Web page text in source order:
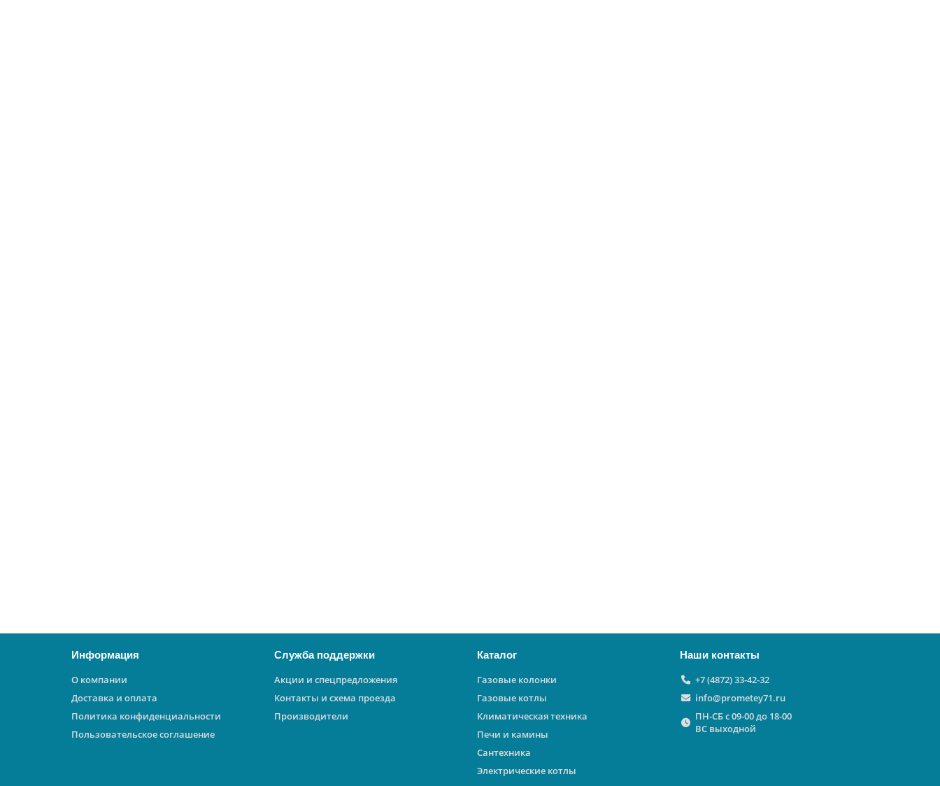
Информация
О компании
Доставка и оплата
Политика конфиденциальности
Пользовательское соглашение
Служба поддержки
Акции и спецпредложения
Контакты и схема проезда
Производители
Каталог
Газовые колонки
Газовые котлы
Климатическая техника
Печи и камины
Сантехника
Электрические котлы
Наши контакты
+7 (4872) 33-42-32
info@prometey71.ru
ПН-СБ с 09-00 до 18-00
ВС выходной